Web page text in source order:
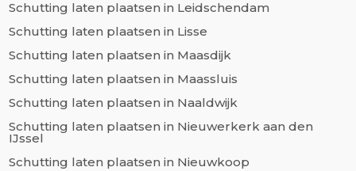
Schutting laten plaatsen in Leidschendam
Schutting laten plaatsen in Lisse
Schutting laten plaatsen in Maasdijk
Schutting laten plaatsen in Maassluis
Schutting laten plaatsen in Naaldwijk
Schutting laten plaatsen in Nieuwerkerk aan den
IJssel
Schutting laten plaatsen in Nieuwkoop